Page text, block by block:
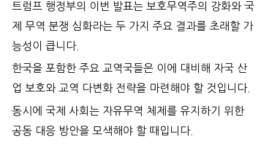
트럼프 행정부의 이번 발표는 보호무역주의 강화와 국
제 무역 분쟁 심화라는 두 가지 주요 결과를 초래할 가
능성이 큽니다.
한국을 포함한 주요 교역국들은 이에 대비해 자국 산
업 보호와 교역 다변화 전략을 마련해야 할 것입니다.
동시에 국제 사회는 자유무역 체제를 유지하기 위한
공동 대응 방안을 모색해야 할 때입니다.